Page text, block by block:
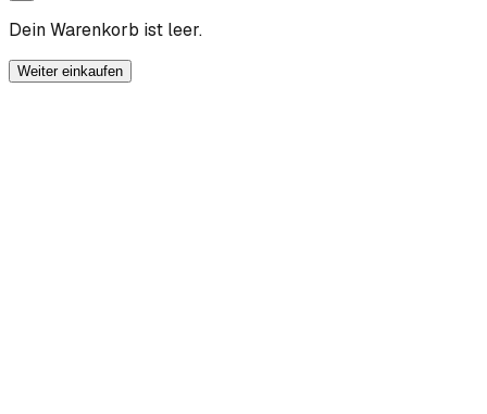
Dein Warenkorb ist leer.
Weiter einkaufen